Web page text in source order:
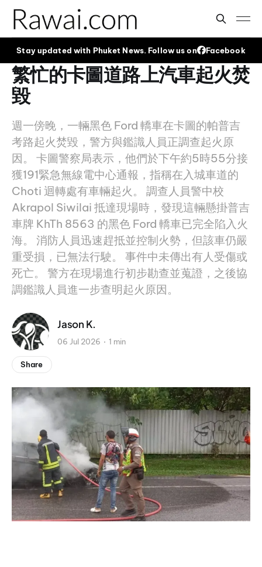
Stay updated with Phuket News. Follow us on Facebook
繁忙的卡圖道路上汽車起火焚
毀
週一傍晚，一輛黑色 Ford 轎車在卡圖的帕普吉
考路起火焚毀，警方與鑑識人員正調查起火原
因。 卡圖警察局表示，他們於下午約5時55分接
獲191緊急無線電中心通報，指稱在入城車道的
Choti 迴轉處有車輛起火。 調查人員警中校
Akrapol Siwilai 抵達現場時，發現這輛懸掛普吉
車牌 KhTh 8563 的黑色 Ford 轎車已完全陷入火
海。 消防人員迅速趕抵並控制火勢，但該車仍嚴
重受損，已無法行駛。 事件中未傳出有人受傷或
死亡。 警方在現場進行初步勘查並蒐證，之後協
調鑑識人員進一步查明起火原因。
Jason K.
06 Jul 2026 1 min
Share